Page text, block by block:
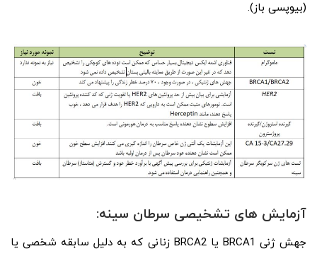
(بیوپسی باز).
آزمایش های تشخیصی سرطان سینه:
جهش ژنی BRCA1 یا BRCA2 زنانی که به دلیل سابقه شخصی یا